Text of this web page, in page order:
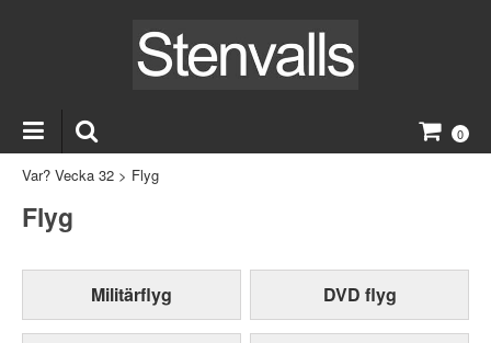
0
Var? Vecka 32 > Flyg
Flyg
Militärflyg DVD flyg